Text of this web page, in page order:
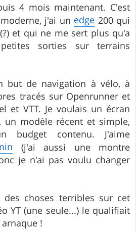
4 mois maintenant. C'est
j'ai un edge 200 qui
et qui ne me sert plus qu'a
sorties sur terrains
but de navigation à vélo, à
tracés sur Openrunner et
et VTT. Je voulais un écran
un modèle récent et simple,
contenu. J'aime
(j'ai aussi une montre
je n'ai pas voulu changer
choses terribles sur cet
YT (une seule...) le qualifiait
!